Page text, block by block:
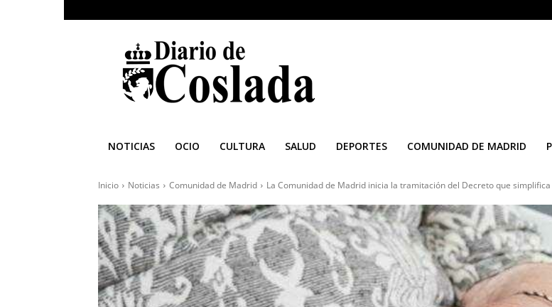
Diario
de
Coslada
NOTICIAS OCIO CULTURA SALUD DEPORTES COMUNIDAD DE MADRID
Inicio Noticias Comunidad de Madrid La Comunidad de Madrid inicia la tramitación del Decreto que simplifica